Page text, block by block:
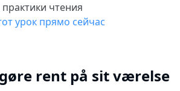
чтения
урок прямо сейчас
rent på sit værelse